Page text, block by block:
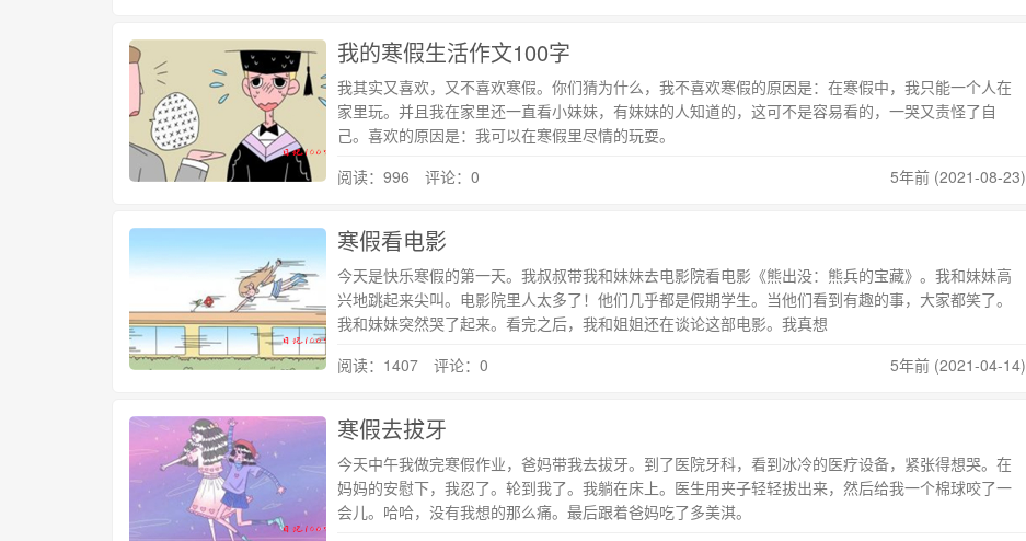
我的寒假生活作文100字
我其实又喜欢，又不喜欢寒假。你们猜为什么，我不喜欢寒假的原因是：在寒假中，我只能一个人在
家里玩。并且我在家里还一直看小妹妹，有妹妹的人知道的，这可不是容易看的，一哭又责怪了自
己。喜欢的原因是：我可以在寒假里尽情的玩耍。
阅读：996 评论：0
5年前 (2021-08-23)
寒假看电影
今天是快乐寒假的第一天。我叔叔带我和妹妹去电影院看电影《熊出没：熊兵的宝藏》。我和妹妹高
兴地跳起来尖叫。电影院里人太多了！他们几乎都是假期学生。当他们看到有趣的事，大家都笑了。
我和妹妹突然哭了起来。看完之后，我和姐姐还在谈论这部电影。我真想
阅读：1407 评论：0
5年前 (2021-04-14)
寒假去拔牙
今天中午我做完寒假作业，爸妈带我去拔牙。到了医院牙科，看到冰冷的医疗设备，紧张得想哭。在
妈妈的安慰下，我忍了。轮到我了。我躺在床上。医生用夹子轻轻拔出来，然后给我一个棉球咬了一
会儿。哈哈，没有我想的那么痛。最后跟着爸妈吃了多美淇。